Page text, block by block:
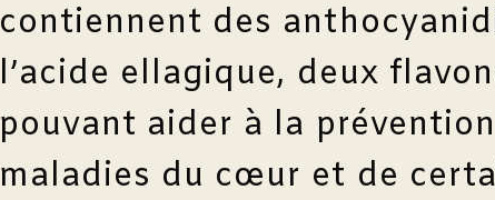
contiennent des
l’acide ellagique, deux
pouvant aider à la
maladies du cœur et de